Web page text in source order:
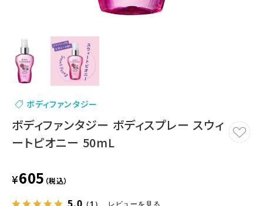
ボディファンタジー
ボディファンタジー ボディスプレー スウィ
ートピオニー 50mL
¥605 （税込）